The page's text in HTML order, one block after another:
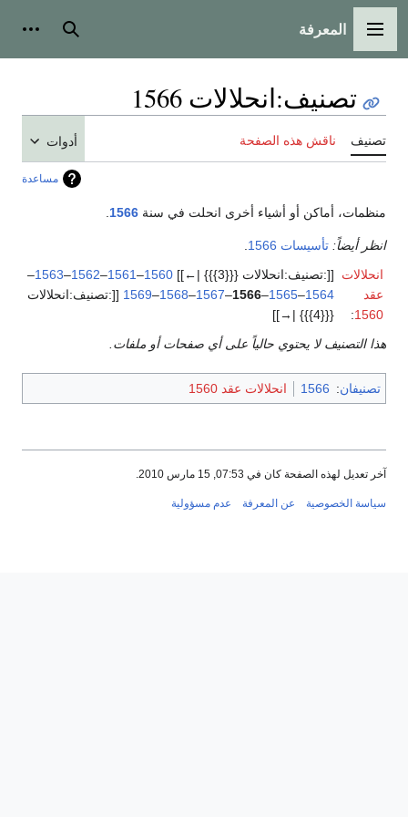
القائمة الرئيسية
المعرفة بحث
تصنيف:انحلالات 1566
تصنيف ناقش هذه الصفحة أدوات
مساعدة
منظمات، أماكن أو أشياء أخرى انحلت في سنة 1566
انظر أيضاً: تأسيسات 1566
انحلالات
عقد
1560
:
[[:تصنيف:انحلالات {{{3}}} |←]] 1560
–
1561
–
1562
–
1563
–
1564
–
1565
–
1566
–
1567
–
1568
–
1569 [[:تصنيف:انحلالات
{{{4}}} |→]]
هذا التصنيف لا يحتوي حالياً على أي صفحات أو ملفات.
تصنيفان:
1566 انحلالات عقد 1560
آخر تعديل لهذه الصفحة كان في 07:53, 15 مارس 2010.
سياسة الخصوصية عن المعرفة عدم مسؤولية